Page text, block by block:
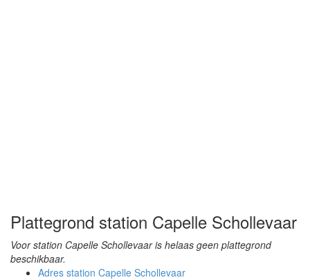
Plattegrond station Capelle Schollevaar
Voor station Capelle Schollevaar is helaas geen plattegrond
beschikbaar.
Adres station Capelle Schollevaar